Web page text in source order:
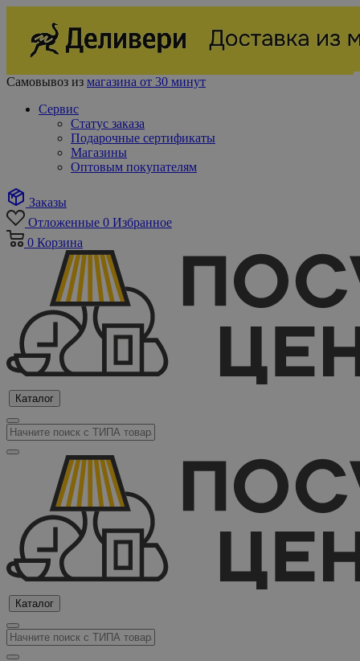
Самовывоз из магазина от 30 минут
Сервис
Статус заказа
Подарочные сертификаты
Магазины
Оптовым покупателям
Заказы
Отложенные 0 Избранное
0 Корзина
Каталог
Каталог